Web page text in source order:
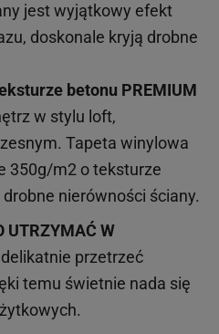
jest wyjątkowy efekt
doskonale kryją drobne
betonu PREMIUM
w stylu loft,
Tapeta winylowa
350g/m2 o teksturze
nierówności ściany.
UTRZYMAĆ W
przetrzeć
temu świetnie nada się